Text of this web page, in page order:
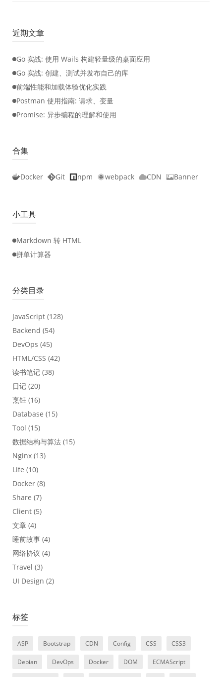
近期文章
Go 实战: 使用 Wails 构建轻量级的桌面应用
Go 实战: 创建、测试并发布自己的库
前端性能和加载体验优化实践
Postman 使用指南: 请求、变量
Promise: 异步编程的理解和使用
合集
Docker Git npm webpack CDN Banner
小工具
Markdown 转 HTML
拼单计算器
分类目录
JavaScript (128)
Backend (54)
DevOps (45)
HTML/CSS (42)
读书笔记 (38)
日记 (20)
烹饪 (16)
Database (15)
Tool (15)
数据结构与算法 (15)
Nginx (13)
Life (10)
Docker (8)
Share (7)
Client (5)
文章 (4)
睡前故事 (4)
网络协议 (4)
Travel (3)
UI Design (2)
标签
ASP Bootstrap CDN Config CSS CSS3
Debian DevOps Docker DOM ECMAScript